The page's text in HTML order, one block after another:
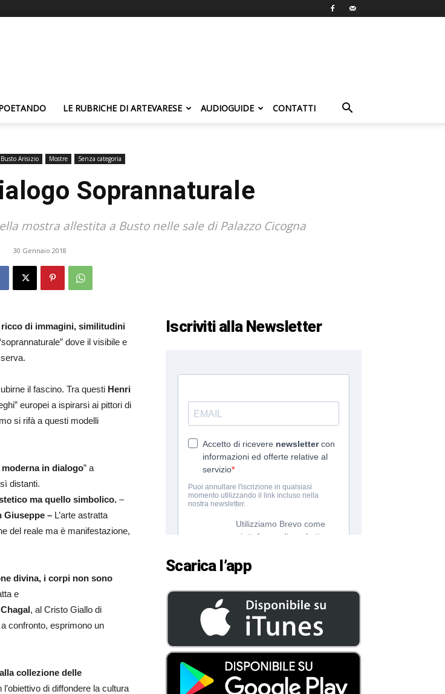
LE RUBRICHE DI ARTEVARESE AUDIOGUIDE CONTATTI
Busto Arisizio Mostre Senza categoria
Soprannaturale
mostra allestita a Busto nelle sale di Palazzo Cicogna
30 Gennaio 2018
di immagini, similitudini
dove il visibile e
il fascino. Tra questi Henri
europei a ispirarsi ai pittori di
si rifà a questi modelli
in dialogo” a
distanti.
ma quello simbolico. –
Giuseppe – L’arte astratta
del reale ma è manifestazione,
divina, i corpi non sono
e
Chagal, al Cristo Giallo di
confronto, esprimono un
collezione delle
l’obiettivo di diffondere la cultura
Iscriviti alla Newsletter
Scarica l’app